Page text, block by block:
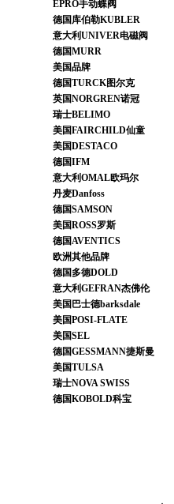
EPRO手动蝶阀
德国库伯勒KUBLER
意大利UNIVER电磁阀
德国MURR
美国品牌
德国TURCK图尔克
英国NORGREN诺冠
瑞士BELIMO
美国FAIRCHILD仙童
美国DESTACO
德国IFM
意大利OMAL欧玛尔
丹麦Danfoss
德国SAMSON
美国ROSS罗斯
德国AVENTICS
欧洲其他品牌
德国多德DOLD
意大利GEFRAN杰佛伦
美国巴士德barksdale
美国POSI-FLATE
美国SEL
德国GESSMANN捷斯曼
美国TULSA
瑞士NOVA SWISS
德国KOBOLD科宝